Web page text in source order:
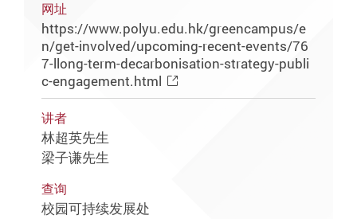
网址
https://www.polyu.edu.hk/greencampus/e
n/get-involved/upcoming-recent-events/76
7-llong-term-decarbonisation-strategy-publi
c-engagement.html
讲者
林超英先生
梁子谦先生
查询
校园可持续发展处